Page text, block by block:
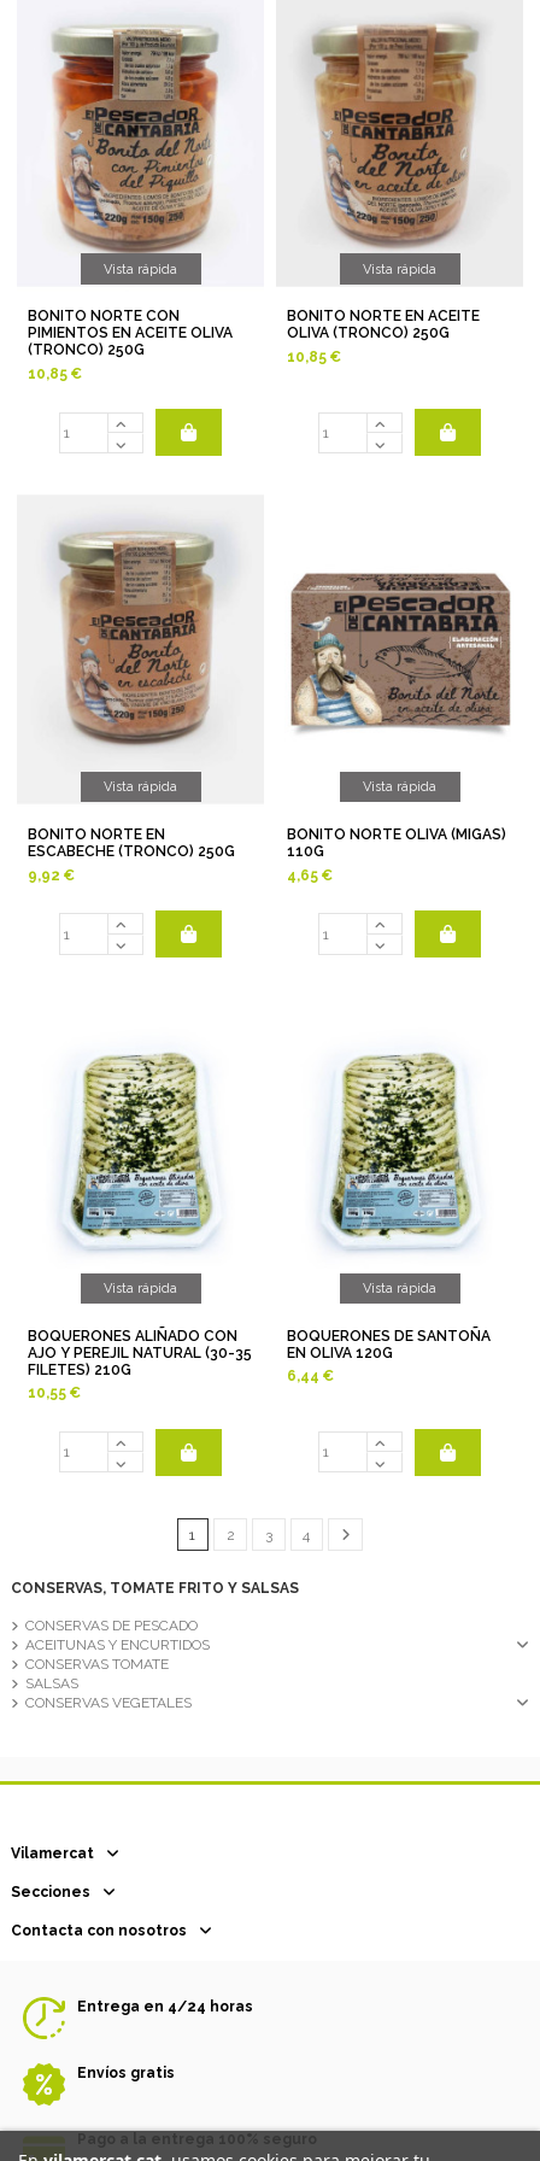
Vista rápida
BONITO NORTE CON
PIMIENTOS EN ACEITE OLIVA
(TRONCO) 250G
10,85 €
Vista rápida
BONITO NORTE EN ACEITE
OLIVA (TRONCO) 250G
10,85 €
Vista rápida
BONITO NORTE EN
ESCABECHE (TRONCO) 250G
9,92 €
Vista rápida
BONITO NORTE OLIVA (MIGAS)
110G
4,65 €
Vista rápida
BOQUERONES ALIÑADO CON
AJO Y PEREJIL NATURAL (30-35
FILETES) 210G
10,55 €
Vista rápida
BOQUERONES DE SANTOÑA
EN OLIVA 120G
6,44 €
1 2 3 4
CONSERVAS, TOMATE FRITO Y SALSAS
CONSERVAS DE PESCADO
ACEITUNAS Y ENCURTIDOS
CONSERVAS TOMATE
SALSAS
CONSERVAS VEGETALES
Vilamercat
Secciones
Contacta con nosotros
Entrega en 4/24 horas
Envíos gratis
Pago a la entrega 100% seguro